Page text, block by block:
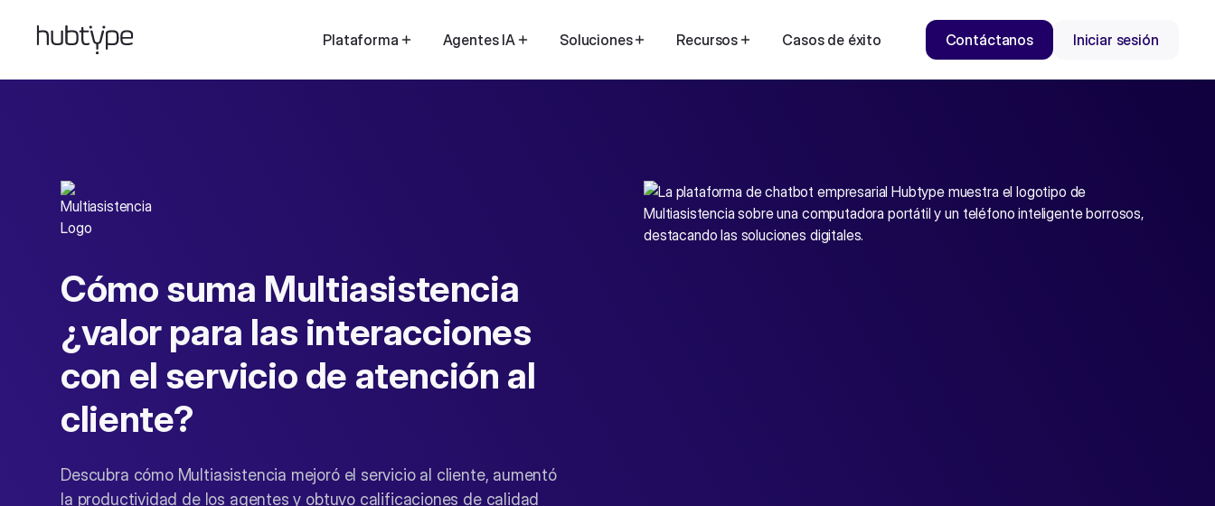
Plataforma Agentes IA Soluciones Recursos Casos de éxito Contáctanos Iniciar sesión
Cómo suma Multiasistencia
¿valor para las interacciones
con el servicio de atención al
cliente?
Descubra cómo Multiasistencia mejoró el servicio al cliente, aumentó
la productividad de los agentes y obtuvo calificaciones de calidad